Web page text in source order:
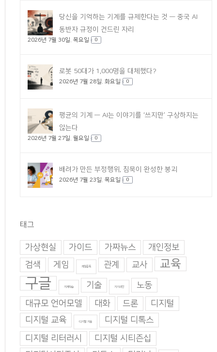
당신을 기억하는 기계를 규제한다는 것 — 중국 AI
동반자 규정이 건드린 자리
2026년 7월 30일. 목요일 0
로봇 50대가 1,000명을 대체했다?
2026년 7월 28일. 화요일 0
평균의 기계 — AI는 이야기를 ‘쓰지만’ 구상하지는
않는다
2026년 7월 27일. 월요일 0
배려가 만든 부정행위, 침묵이 완성한 붕괴
2026년 7월 23일. 목요일 0
태그
가상현실 가이드 가짜뉴스
개인정보
검색
게임 게임중독 관계 교사 교육
구글 기계학습 기술 기지과인
노동
대규모 언어모델
대화 드론
디지털
디지털 교육
디지털 기술
디지털 디톡스
디지털 리터러시
디지털 시티즌십